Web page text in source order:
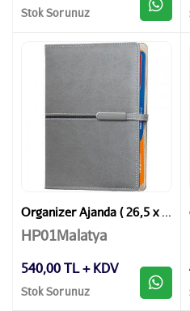
Stok Sorunuz
Organizer Ajanda ( 26,5 x 19 cm )
HP01Malatya
540,00 TL + KDV
Stok Sorunuz